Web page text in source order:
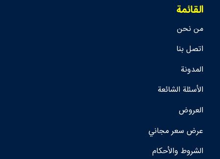
القائمة
من نحن
اتصل بنا
المدونة
الأسئلة الشائعة
العروض
عرض سعر مجاني
الشروط والأحكام